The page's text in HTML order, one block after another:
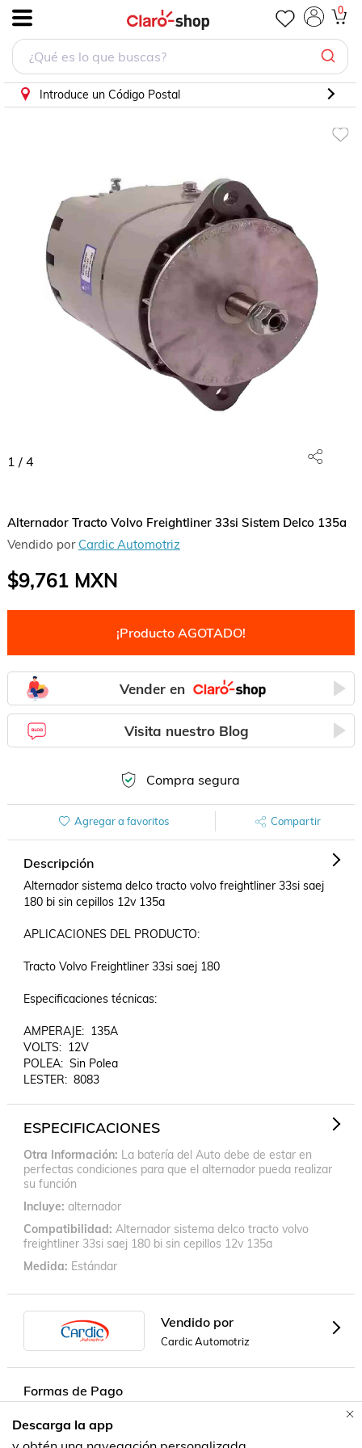
0
Introduce un Código Postal
1 / 4
Alternador Tracto Volvo Freightliner 33si Sistem Delco 135a
Vendido por Cardic Automotriz
$9,761MXN
¡Producto AGOTADO!
Vender en
Visita nuestro Blog
Compra segura
Agregar a favoritos Compartir
Descripción
Alternador sistema delco tracto volvo freightliner 33si saej
180 bi sin cepillos 12v 135a
APLICACIONES DEL PRODUCTO:
Tracto Volvo Freightliner 33si saej 180
Especificaciones técnicas:
AMPERAJE:  135A
VOLTS:  12V
POLEA:  Sin Polea
LESTER:  8083
ESPECIFICACIONES
Otra Información La batería del Auto debe de estar en
perfectas condiciones para que el alternador pueda realizar
su función
Incluye alternador
Compatibilidad Alternador sistema delco tracto volvo
freightliner 33si saej 180 bi sin cepillos 12v 135a
Medida Estándar
Vendido por
Cardic Automotriz
Formas de Pago
Descarga la app
Alternador Tracto Volvo Freightliner 33si Sistem Delco 135a